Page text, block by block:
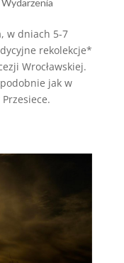
Wydarzenia
w dniach 5-7
rekolekcje*
Wrocławskiej.
jak w